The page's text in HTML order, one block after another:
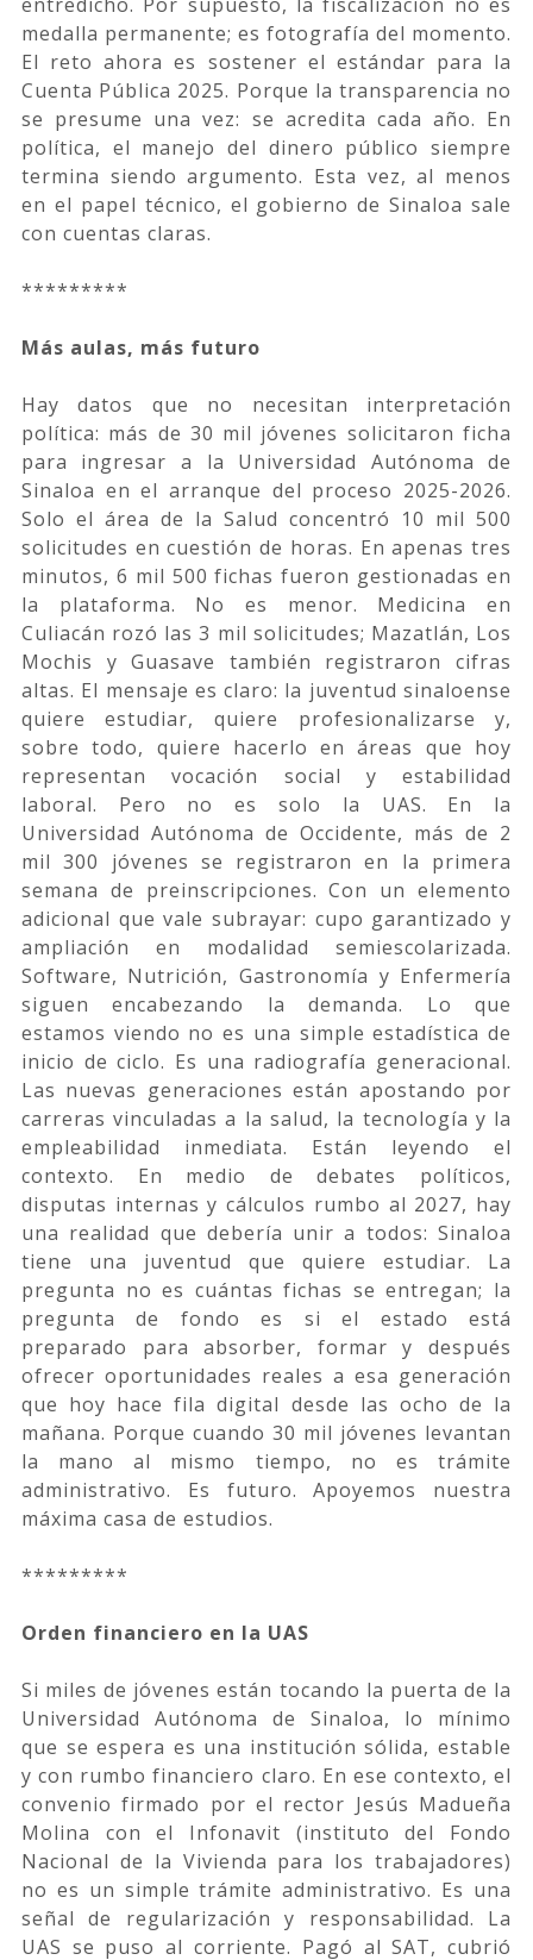
medalla permanente; es fotografía del momento.
El reto ahora es sostener el estándar para la
Cuenta Pública 2025. Porque la transparencia no
se presume una vez: se acredita cada año. En
política, el manejo del dinero público siempre
termina siendo argumento. Esta vez, al menos
en el papel técnico, el gobierno de Sinaloa sale
con cuentas claras.
*********
Más aulas, más futuro
Hay datos que no necesitan interpretación
política: más de 30 mil jóvenes solicitaron ficha
para ingresar a la Universidad Autónoma de
Sinaloa en el arranque del proceso 2025-2026.
Solo el área de la Salud concentró 10 mil 500
solicitudes en cuestión de horas. En apenas tres
minutos, 6 mil 500 fichas fueron gestionadas en
la plataforma. No es menor. Medicina en
Culiacán rozó las 3 mil solicitudes; Mazatlán, Los
Mochis y Guasave también registraron cifras
altas. El mensaje es claro: la juventud sinaloense
quiere estudiar, quiere profesionalizarse y,
sobre todo, quiere hacerlo en áreas que hoy
representan vocación social y estabilidad
laboral. Pero no es solo la UAS. En la
Universidad Autónoma de Occidente, más de 2
mil 300 jóvenes se registraron en la primera
semana de preinscripciones. Con un elemento
adicional que vale subrayar: cupo garantizado y
ampliación en modalidad semiescolarizada.
Software, Nutrición, Gastronomía y Enfermería
siguen encabezando la demanda. Lo que
estamos viendo no es una simple estadística de
inicio de ciclo. Es una radiografía generacional.
Las nuevas generaciones están apostando por
carreras vinculadas a la salud, la tecnología y la
empleabilidad inmediata. Están leyendo el
contexto. En medio de debates políticos,
disputas internas y cálculos rumbo al 2027, hay
una realidad que debería unir a todos: Sinaloa
tiene una juventud que quiere estudiar. La
pregunta no es cuántas fichas se entregan; la
pregunta de fondo es si el estado está
preparado para absorber, formar y después
ofrecer oportunidades reales a esa generación
que hoy hace fila digital desde las ocho de la
mañana. Porque cuando 30 mil jóvenes levantan
la mano al mismo tiempo, no es trámite
administrativo. Es futuro. Apoyemos nuestra
máxima casa de estudios.
*********
Orden financiero en la UAS
Si miles de jóvenes están tocando la puerta de la
Universidad Autónoma de Sinaloa, lo mínimo
que se espera es una institución sólida, estable
y con rumbo financiero claro. En ese contexto, el
convenio firmado por el rector Jesús Madueña
Molina con el Infonavit (instituto del Fondo
Nacional de la Vivienda para los trabajadores)
no es un simple trámite administrativo. Es una
señal de regularización y responsabilidad. La
UAS se puso al corriente. Pagó al SAT, cubrió